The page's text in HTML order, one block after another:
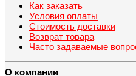
Как заказать
Условия оплаты
Стоимость доставки
Возврат товара
Часто задаваемые
О компании